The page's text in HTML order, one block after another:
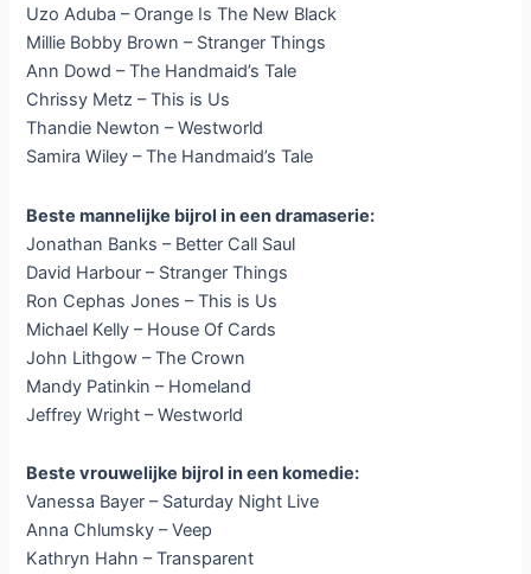
Uzo Aduba – Orange Is The New Black
Millie Bobby Brown – Stranger Things
Ann Dowd – The Handmaid’s Tale
Chrissy Metz – This is Us
Thandie Newton – Westworld
Samira Wiley – The Handmaid’s Tale
Beste mannelijke bijrol in een dramaserie:
Jonathan Banks – Better Call Saul
David Harbour – Stranger Things
Ron Cephas Jones – This is Us
Michael Kelly – House Of Cards
John Lithgow – The Crown
Mandy Patinkin – Homeland
Jeffrey Wright – Westworld
Beste vrouwelijke bijrol in een komedie:
Vanessa Bayer – Saturday Night Live
Anna Chlumsky – Veep
Kathryn Hahn – Transparent